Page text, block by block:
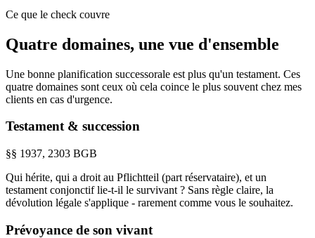
Ce que le check couvre
Quatre domaines, une vue d'ensemble
Une bonne planification successorale est plus qu'un testament. Ces
quatre domaines sont ceux où cela coince le plus souvent chez mes
clients en cas d'urgence.
Testament & succession
§§ 1937, 2303 BGB
Qui hérite, qui a droit au Pflichtteil (part réservataire), et un
testament conjonctif lie-t-il le survivant ? Sans règle claire, la
dévolution légale s'applique - rarement comme vous le souhaitez.
Prévoyance de son vivant